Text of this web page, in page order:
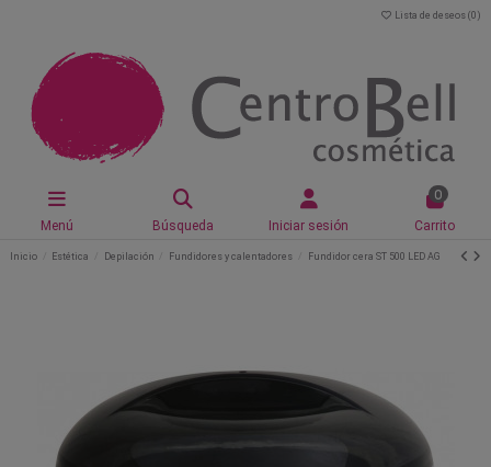
Lista de deseos (0 )
Menú Búsqueda Iniciar sesión
0
Carrito
Inicio Estética Depilación Fundidores y calentadores Fundidor cera ST 500 LED AG